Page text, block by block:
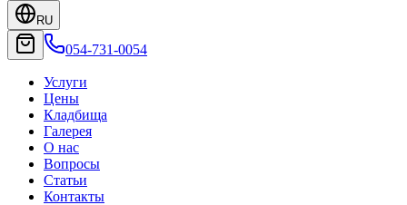
RU
054-731-0054
Услуги
Цены
Кладбища
Галерея
О нас
Вопросы
Статьи
Контакты